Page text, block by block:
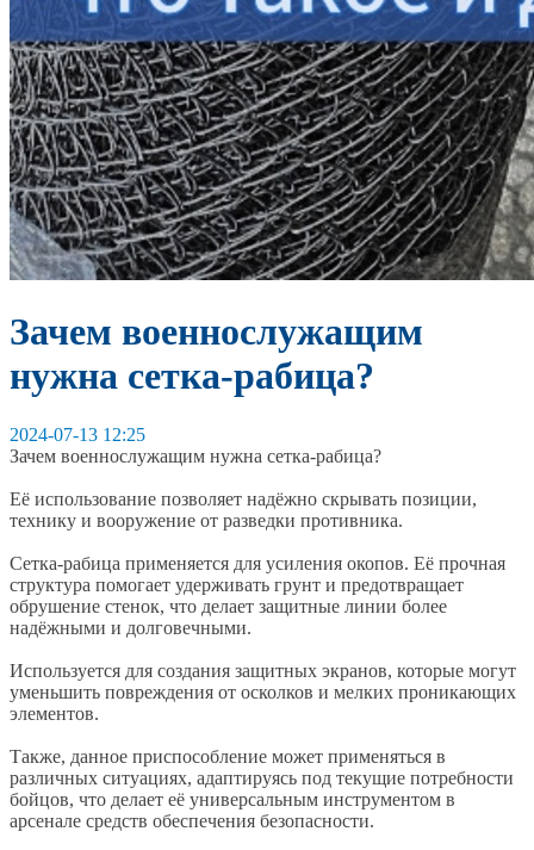
Зачем военнослужащим
нужна сетка-рабица?
2024-07-13 12:25
Зачем военнослужащим нужна сетка-рабица?
Её использование позволяет надёжно скрывать позиции,
технику и вооружение от разведки противника.
Сетка-рабица применяется для усиления окопов. Её прочная
структура помогает удерживать грунт и предотвращает
обрушение стенок, что делает защитные линии более
надёжными и долговечными.
Используется для создания защитных экранов, которые могут
уменьшить повреждения от осколков и мелких проникающих
элементов.
Также, данное приспособление может применяться в
различных ситуациях, адаптируясь под текущие потребности
бойцов, что делает её универсальным инструментом в
арсенале средств обеспечения безопасности.